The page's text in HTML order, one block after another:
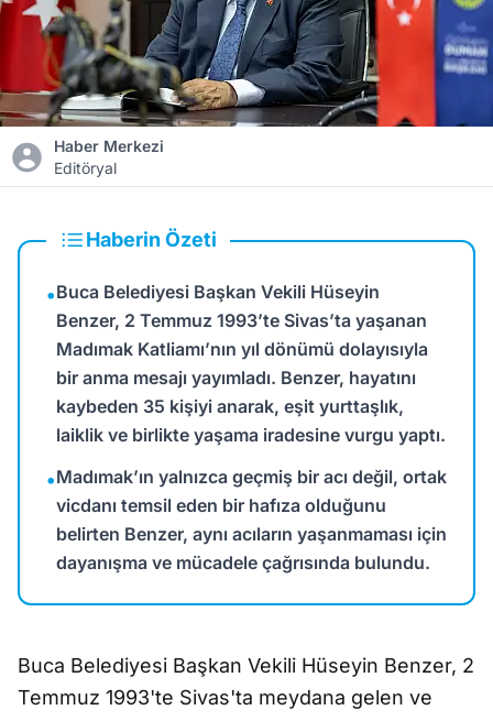
Haber Merkezi
Editöryal
Haberin Özeti
•Buca Belediyesi Başkan Vekili Hüseyin
Benzer, 2 Temmuz 1993’te Sivas’ta yaşanan
Madımak Katliamı’nın yıl dönümü dolayısıyla
bir anma mesajı yayımladı. Benzer, hayatını
kaybeden 35 kişiyi anarak, eşit yurttaşlık,
laiklik ve birlikte yaşama iradesine vurgu yaptı.
•Madımak’ın yalnızca geçmiş bir acı değil, ortak
vicdanı temsil eden bir hafıza olduğunu
belirten Benzer, aynı acıların yaşanmaması için
dayanışma ve mücadele çağrısında bulundu.
Buca Belediyesi Başkan Vekili Hüseyin Benzer, 2
Temmuz 1993'te Sivas'ta meydana gelen ve